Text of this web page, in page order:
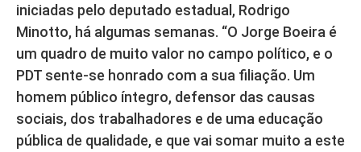
iniciadas pelo deputado estadual, Rodrigo
Minotto, há algumas semanas. “O Jorge Boeira é
um quadro de muito valor no campo político, e o
PDT sente-se honrado com a sua filiação. Um
homem público íntegro, defensor das causas
sociais, dos trabalhadores e de uma educação
pública de qualidade, e que vai somar muito a este